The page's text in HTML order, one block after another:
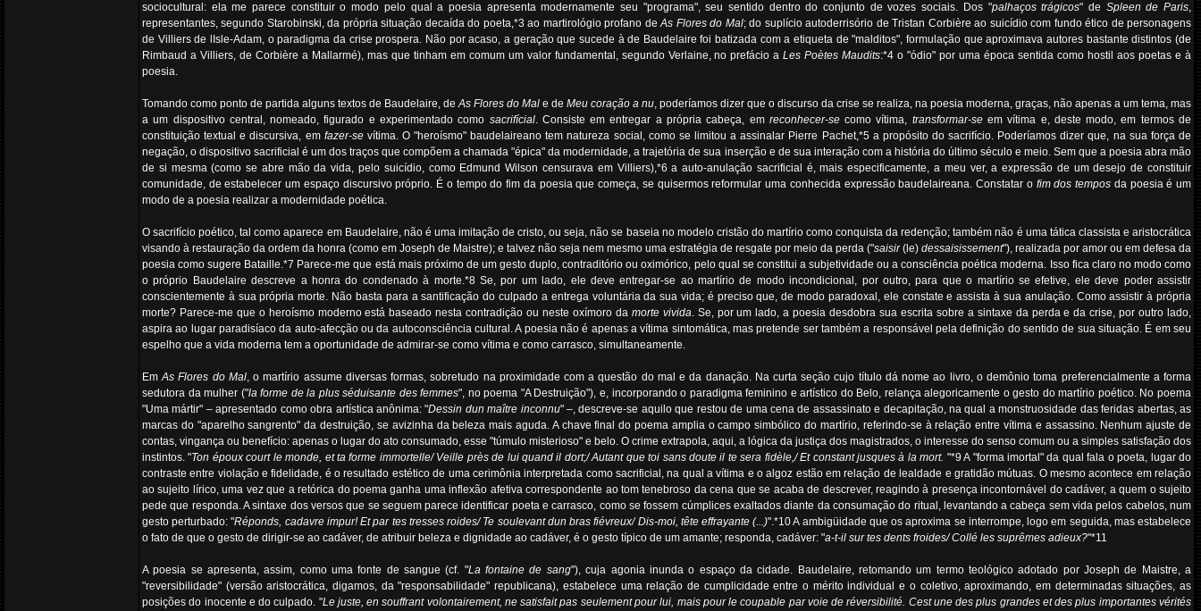
sociocultural: ela me parece constituir o modo pelo qual a poesia apresenta modernamente seu "programa", seu sentido dentro do conjunto de vozes sociais. Dos "palhaços trágicos" de Spleen de Paris,
representantes, segundo Starobinski, da própria situação decaída do poeta,*3 ao martirológio profano deAs Flores do Mal; do suplício autoderrisório de Tristan Corbière ao suicídio com fundo ético de personagens
de Villiers de lIsle-Adam, o paradigma da crise prospera. Não por acaso, a geração que sucede à de Baudelaire foi batizada com a etiqueta de "malditos", formulação que aproximava autores bastante distintos (de
Rimbaud a Villiers, de Corbière a Mallarmé), mas que tinham em comum um valor fundamental, segundo Verlaine, no prefácio aLes Poètes Maudits:*4 o "ódio" por uma época sentida como hostil aos poetas e à
poesia.
Tomando como ponto de partida alguns textos de Baudelaire, deAs Flores do Mal e de Meu coração a nu, poderíamos dizer que o discurso da crise se realiza, na poesia moderna, graças, não apenas a um tema, mas
a um dispositivo central, nomeado, figurado e experimentado como sacrifícial. Consiste em entregar a própria cabeça, em reconhecer-secomo vítima, transformar-seem vítima e, deste modo, em termos de
constituição textual e discursiva, em fazer-sevítima. O "heroísmo" baudelaireano tem natureza social, como se limitou a assinalar Pierre Pachet,*5 a propósito do sacrifício. Poderíamos dizer que, na sua força de
negação, o dispositivo sacrificial é um dos traços que compõem a chamada "épica" da modernidade, a trajetória de sua inserção e de sua interação com a história do último século e meio. Sem que a poesia abra mão
de si mesma (como se abre mão da vida, pelo suicídio, como Edmund Wilson censurava em Villiers),*6 a auto-anulação sacrificial é, mais especificamente, a meu ver, a expressão de um desejo de constituir
comunidade, de estabelecer um espaço discursivo próprio. É o tempo do fim da poesia que começa, se quisermos reformular uma conhecida expressão baudelaireana. Constatar o fim dos tempos da poesia é um
modo de a poesia realizar a modernidade poética.
O sacrifício poético, tal como aparece em Baudelaire, não é uma imitação de cristo, ou seja, não se baseia no modelo cristão do martírio como conquista da redenção; também não é uma tática classista e aristocrática
visando à restauração da ordem da honra (como em Joseph de Maistre); e talvez não seja nem mesmo uma estratégia de resgate por meio da perda ("saisir(le) dessaisissement"), realizada por amor ou em defesa da
poesia como sugere Bataille.*7 Parece-me que está mais próximo de um gesto duplo, contraditório ou oximórico, pelo qual se constitui a subjetividade ou a consciência poética moderna. Isso fica claro no modo como
o próprio Baudelaire descreve a honra do condenado à morte.*8 Se, por um lado, ele deve entregar-se ao martírio de modo incondicional, por outro, para que o martírio se efetive, ele deve poder assistir
conscientemente à sua própria morte. Não basta para a santificação do culpado a entrega voluntária da sua vida; é preciso que, de modo paradoxal, ele constate e assista à sua anulação. Como assistir à própria
morte? Parece-me que o heroísmo moderno está baseado nesta contradição ou neste oxímoro da morte vivida. Se, por um lado, a poesia desdobra sua escrita sobre a sintaxe da perda e da crise, por outro lado,
aspira ao lugar paradisíaco da auto-afecção ou da autoconsciência cultural. A poesia não é apenas a vítima sintomática, mas pretende ser também a responsável pela definição do sentido de sua situação. É em seu
espelho que a vida moderna tem a oportunidade de admirar-se como vítima e como carrasco, simultaneamente.
EmAs Flores do Mal, o martírio assume diversas formas, sobretudo na proximidade com a questão do mal e da danação. Na curta seção cujo título dá nome ao livro, o demônio toma preferencialmente a forma
sedutora da mulher ("la forme de la plus séduisante des femmes", no poema "A Destruição"), e, incorporando o paradigma feminino e artístico do Belo, relança alegoricamente o gesto do martírio poético. No poema
"Uma mártir" – apresentado como obra artística anônima: "Dessin dun maître inconnu" –, descreve-se aquilo que restou de uma cena de assassinato e decapitação, na qual a monstruosidade das feridas abertas, as
marcas do "aparelho sangrento" da destruição, se avizinha da beleza mais aguda. A chave final do poema amplia o campo simbólico do martírio, referindo-se à relação entre vítima e assassino. Nenhum ajuste de
contas, vingança ou benefício: apenas o lugar do ato consumado, esse "túmulo misterioso" e belo. O crime extrapola, aqui, a lógica da justiça dos magistrados, o interesse do senso comum ou a simples satisfação dos
instintos. "Ton époux court le monde, et ta forme immortelle/ Veille près de lui quand il dort;/ Autant que toi sans doute il te sera fidèle,/ Et constant jusques à la mort. "*9 A "forma imortal" da qual fala o poeta, lugar do
contraste entre violação e fidelidade, é o resultado estético de uma cerimônia interpretada como sacrificial, na qual a vítima e o algoz estão em relação de lealdade e gratidão mútuas. O mesmo acontece em relação
ao sujeito lírico, uma vez que a retórica do poema ganha uma inflexão afetiva correspondente ao tom tenebroso da cena que se acaba de descrever, reagindo à presença incontornável do cadáver, a quem o sujeito
pede que responda. A sintaxe dos versos que se seguem parece identificar poeta e carrasco, como se fossem cúmplices exaltados diante da consumação do ritual, levantando a cabeça sem vida pelos cabelos, num
gesto perturbado: "Réponds, cadavre impur! Et par tes tresses roides/ Te soulevant dun bras fiévreux/ Dis-moi, tête effrayante (...)".*10 A ambigüidade que os aproxima se interrompe, logo em seguida, mas estabelece
o fato de que o gesto de dirigir-se ao cadáver, de atribuir beleza e dignidade ao cadáver, é o gesto típico de um amante; responda, cadáver: "a-t-il sur tes dents froides/ Collé les suprêmes adieux?"*11
A poesia se apresenta, assim, como uma fonte de sangue (cf. "La fontaine de sang"), cuja agonia inunda o espaço da cidade. Baudelaire, retomando um termo teológico adotado por Joseph de Maistre, a
"reversibilidade" (versão aristocrática, digamos, da "responsabilidade" republicana), estabelece uma relação de cumplicidade entre o mérito individual e o coletivo, aproximando, em determinadas situações, as
posições do inocente e do culpado. "Le juste, en souffrant volontairement, ne satisfait pas seulement pour lui, mais pour le coupable par voie de réversibilité. Cest une des plus grandes et des plus importantes vérités